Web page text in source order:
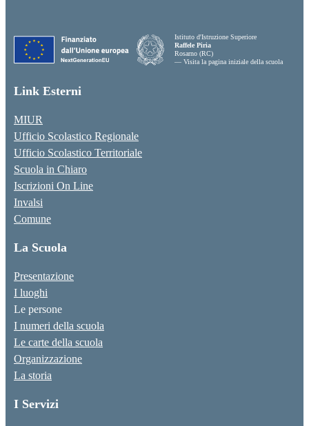
Istituto d'Istruzione Superiore
Raffele Piria
Rosarno (RC)
— Visita la pagina iniziale della scuola
Link Esterni
MIUR
Ufficio Scolastico Regionale
Ufficio Scolastico Territoriale
Scuola in Chiaro
Iscrizioni On Line
Invalsi
Comune
La Scuola
Presentazione
I luoghi
Le persone
I numeri della scuola
Le carte della scuola
Organizzazione
La storia
I Servizi